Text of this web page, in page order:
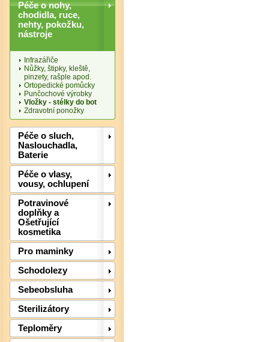
Péče o nohy,
chodidla, ruce,
nehty, pokožku,
nástroje
Infrazářiče
Nůžky, štipky, kleště,
pinzety, rašple apod.
Ortopedické pomůcky
Punčochové výrobky
Vložky - stélky do bot
Zdravotní ponožky
Péče o sluch,
Naslouchadla,
Baterie
Péče o vlasy,
vousy, ochlupení
Potravinové
doplňky a
Ošetřující
kosmetika
Pro maminky
Schodolezy
Sebeobsluha
Sterilizátory
Teploměry